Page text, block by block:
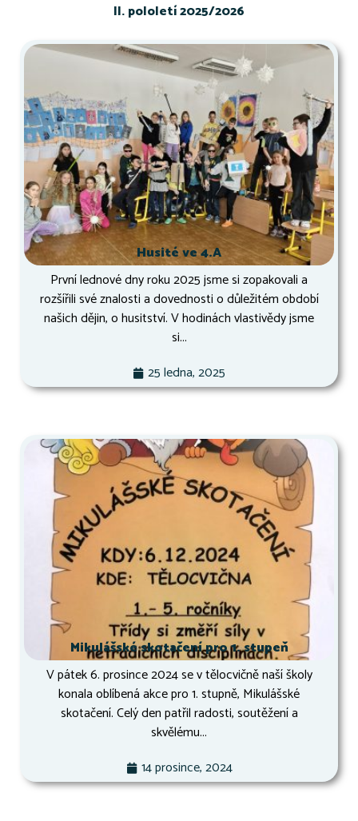
II. pololetí 2025/2026
Husité ve 4.A
První lednové dny roku 2025 jsme si zopakovali a
rozšířili své znalosti a dovednosti o důležitém období
našich dějin, o husitství. V hodinách vlastivědy jsme
si...
25 ledna, 2025
Mikulášské skotačení pro 1. stupeň
V pátek 6. prosince 2024 se v tělocvičně naší školy
konala oblíbená akce pro 1. stupně, Mikulášské
skotačení. Celý den patřil radosti, soutěžení a
skvělému...
14 prosince, 2024